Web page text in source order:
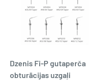
Dzenis Fi-P gutaperča
obturācijas uzgaļi